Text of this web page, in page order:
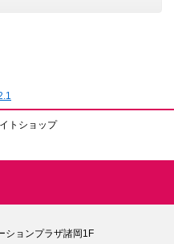
トショップ
ョンプラザ諸岡1F